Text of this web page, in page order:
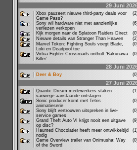
29 Juni
Xbox pauzeert nieuwe third-party deals voor
Game Pass?
Sony wil hardware niet met aanzienlijke
verliezen verkopen
Kijk morgen naar de Splatoon Raiders Direct
Nieuwe details van Stranger Than Heaven
Marvel Tokon: Fighting Souls voegt Blade,
Loki en Deadpool toe
Virtua Fighter Crossroads onthult ‘Bakunawa
Killer’
28 Juni
Deer & Boy
27 Juni
Quantic Dream medewerkers staken
vanwege aanstaande ontslagen
Sonic producer komt met Tetris
animatieserie
Sony blijft vertrouwen uitspreken in live-
service games
Grand Theft Auto VI krijgt nooit een uitgave
op disc?
Haunted Chocolatier heeft meer ontwikkeltijd
nodig
Game Overview trailer van Onimusha: Way
of the Sword